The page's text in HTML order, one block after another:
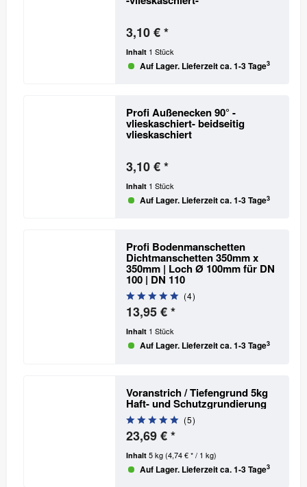
3,10 € *
Inhalt 1 Stück
Auf Lager. Lieferzeit ca. 1-3 Tage3
Profi Außenecken 90° -
vlieskaschiert-beidseitig
vlieskaschiert
3,10 € *
Inhalt 1 Stück
Auf Lager. Lieferzeit ca. 1-3 Tage3
Profi Bodenmanschetten
Dichtmanschetten 350mm x
350mm | Loch Ø 100mmfür DN
100 | DN 110
(4)
13,95 € *
Inhalt 1 Stück
Auf Lager. Lieferzeit ca. 1-3 Tage3
Voranstrich / Tiefengrund 5kg
Haft- und Schutzgrundierung
(5)
23,69 € *
Inhalt 5 kg(4,74 € * / 1 kg)
Auf Lager. Lieferzeit ca. 1-3 Tage3